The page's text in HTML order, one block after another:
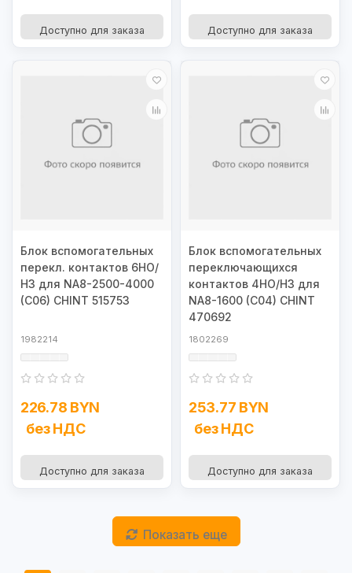
Доступно для заказа Доступно для заказа
Блок вспомогательных
перекл. контактов 6НО/
НЗ для NA8-2500-4000
(C06) CHINT 515753
1982214
226.78 BYN
без НДС
Доступно для заказа
Блок вспомогательных
переключающихся
контактов 4НО/НЗ для
NA8-1600 (C04) CHINT
470692
1802269
253.77 BYN
без НДС
Доступно для заказа
Показать еще